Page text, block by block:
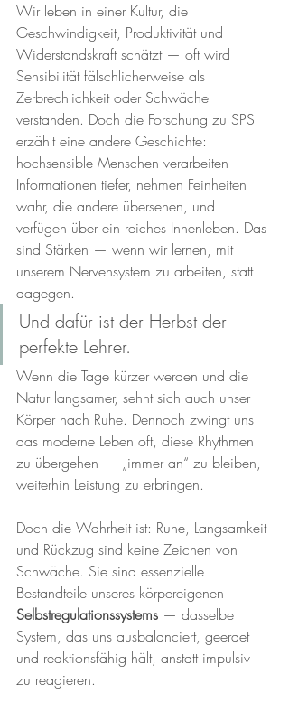
Wir leben in einer Kultur, die
Geschwindigkeit, Produktivität und
Widerstandskraft schätzt — oft wird
Sensibilität fälschlicherweise als
Zerbrechlichkeit oder Schwäche
verstanden. Doch die Forschung zu SPS
erzählt eine andere Geschichte:
hochsensible Menschen verarbeiten
Informationen tiefer, nehmen Feinheiten
wahr, die andere übersehen, und
verfügen über ein reiches Innenleben. Das
sind Stärken — wenn wir lernen, mit
unserem Nervensystem zu arbeiten, statt
dagegen.
Und dafür ist der Herbst der
perfekte Lehrer.
Wenn die Tage kürzer werden und die
Natur langsamer, sehnt sich auch unser
Körper nach Ruhe. Dennoch zwingt uns
das moderne Leben oft, diese Rhythmen
zu übergehen — „immer an“ zu bleiben,
weiterhin Leistung zu erbringen.
Doch die Wahrheit ist: Ruhe, Langsamkeit
und Rückzug sind keine Zeichen von
Schwäche. Sie sind essenzielle
Bestandteile unseres körpereigenen
Selbstregulationssystems — dasselbe
System, das uns ausbalanciert, geerdet
und reaktionsfähig hält, anstatt impulsiv
zu reagieren.